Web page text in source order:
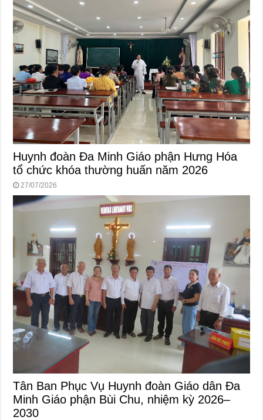
Huynh đoàn Đa Minh Giáo phận Hưng Hóa
tổ chức khóa thường huấn năm 2026
27/07/2026
Tân Ban Phục Vụ Huynh đoàn Giáo dân Đa
Minh Giáo phận Bùi Chu, nhiệm kỳ 2026–
2030